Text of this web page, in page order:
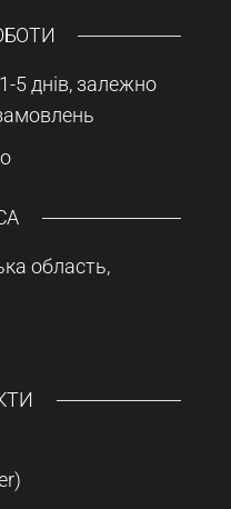
5 днів, залежно
область,